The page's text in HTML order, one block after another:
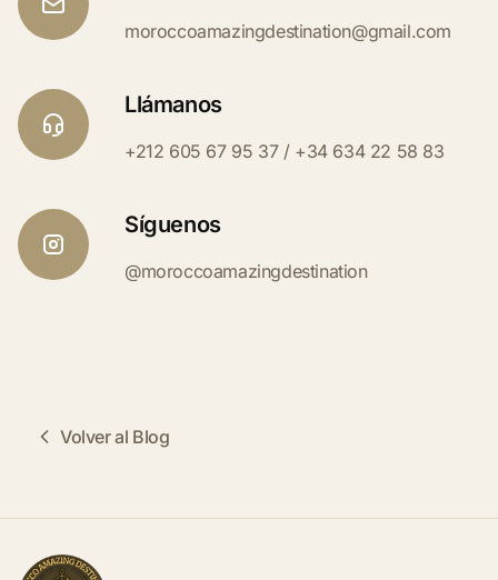
moroccoamazingdestination@gmail.com
Llámanos
+212 605 67 95 37 / +34 634 22 58 83
Síguenos
@moroccoamazingdestination
Volver al Blog